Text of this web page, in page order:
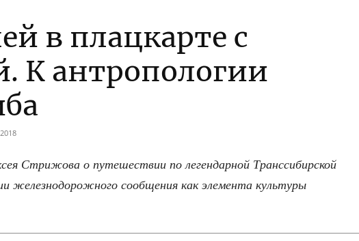
в плацкарте с
К антропологии
Стри­жо­ва о путе­ше­ствии по леген­дар­ной Транс­си­бир­ской
желез­но­до­рож­но­го сооб­ще­ния как эле­мен­та куль­ту­ры